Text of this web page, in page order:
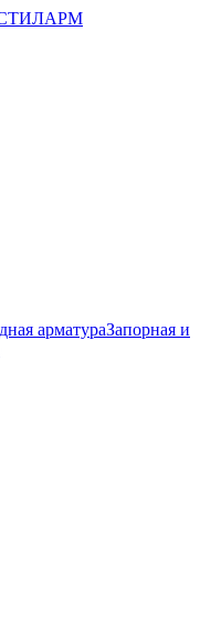
Запорная и